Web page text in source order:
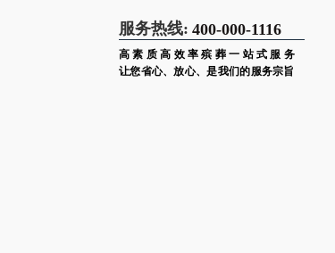
服务热线: 400-000-1116
高素质高效率殡葬一站式服务
让您省心、放心、是我们的服务宗旨